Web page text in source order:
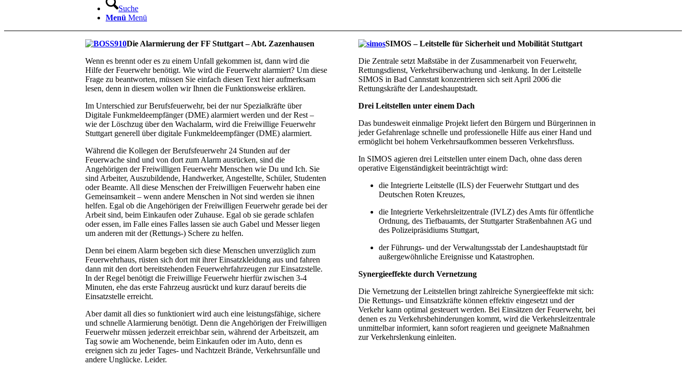
Suche
Menü Menü
Die Alarmierung der FF Stuttgart – Abt. Zazenhausen
Wenn es brennt oder es zu einem Unfall gekommen ist, dann wird die
Hilfe der Feuerwehr benötigt. Wie wird die Feuerwehr alarmiert? Um diese
Frage zu beantworten, müssen Sie einfach diesen Text hier aufmerksam
lesen, denn in diesem wollen wir Ihnen die Funktionsweise erklären.
Im Unterschied zur Berufsfeuerwehr, bei der nur Spezialkräfte über
Digitale Funkmeldeempfänger (DME) alarmiert werden und der Rest –
wie der Löschzug über den Wachalarm, wird die Freiwillige Feuerwehr
Stuttgart generell über digitale Funkmeldeempfänger (DME) alarmiert.
Während die Kollegen der Berufsfeuerwehr 24 Stunden auf der
Feuerwache sind und von dort zum Alarm ausrücken, sind die
Angehörigen der Freiwilligen Feuerwehr Menschen wie Du und Ich. Sie
sind Arbeiter, Auszubildende, Handwerker, Angestellte, Schüler, Studenten
oder Beamte. All diese Menschen der Freiwilligen Feuerwehr haben eine
Gemeinsamkeit – wenn andere Menschen in Not sind werden sie ihnen
helfen. Egal ob die Angehörigen der Freiwilligen Feuerwehr gerade bei der
Arbeit sind, beim Einkaufen oder Zuhause. Egal ob sie gerade schlafen
oder essen, im Falle eines Falles lassen sie auch Gabel und Messer liegen
um anderen mit der (Rettungs-) Schere zu helfen.
Denn bei einem Alarm begeben sich diese Menschen unverzüglich zum
Feuerwehrhaus, rüsten sich dort mit ihrer Einsatzkleidung aus und fahren
dann mit den dort bereitstehenden Feuerwehrfahrzeugen zur Einsatzstelle.
In der Regel benötigt die Freiwillige Feuerwehr hierfür zwischen 3-4
Minuten, ehe das erste Fahrzeug ausrückt und kurz darauf bereits die
Einsatzstelle erreicht.
Aber damit all dies so funktioniert wird auch eine leistungsfähige, sichere
und schnelle Alarmierung benötigt. Denn die Angehörigen der Freiwilligen
Feuerwehr müssen jederzeit erreichbar sein, während der Arbeitszeit, am
Tag sowie am Wochenende, beim Einkaufen oder im Auto, denn es
ereignen sich zu jeder Tages- und Nachtzeit Brände, Verkehrsunfälle und
andere Unglücke. Leider.
SIMOS – Leitstelle für Sicherheit und Mobilität Stuttgart
Die Zentrale setzt Maßstäbe in der Zusammenarbeit von Feuerwehr,
Rettungsdienst, Verkehrsüberwachung und -lenkung. In der Leitstelle
SIMOS in Bad Cannstatt konzentrieren sich seit April 2006 die
Rettungskräfte der Landeshauptstadt.
Drei Leitstellen unter einem Dach
Das bundesweit einmalige Projekt liefert den Bürgern und Bürgerinnen in
jeder Gefahrenlage schnelle und professionelle Hilfe aus einer Hand und
ermöglicht bei hohem Verkehrsaufkommen besseren Verkehrsfluss.
In SIMOS agieren drei Leitstellen unter einem Dach, ohne dass deren
operative Eigenständigkeit beeinträchtigt wird:
die Integrierte Leitstelle (ILS) der Feuerwehr Stuttgart und des
Deutschen Roten Kreuzes,
die Integrierte Verkehrsleitzentrale (IVLZ) des Amts für öffentliche
Ordnung, des Tiefbauamts, der Stuttgarter Straßenbahnen AG und
des Polizeipräsidiums Stuttgart,
der Führungs- und der Verwaltungsstab der Landeshauptstadt für
außergewöhnliche Ereignisse und Katastrophen.
Synergieeffekte durch Vernetzung
Die Vernetzung der Leitstellen bringt zahlreiche Synergieeffekte mit sich:
Die Rettungs- und Einsatzkräfte können effektiv eingesetzt und der
Verkehr kann optimal gesteuert werden. Bei Einsätzen der Feuerwehr, bei
denen es zu Verkehrsbehinderungen kommt, wird die Verkehrsleitzentrale
unmittelbar informiert, kann sofort reagieren und geeignete Maßnahmen
zur Verkehrslenkung einleiten.